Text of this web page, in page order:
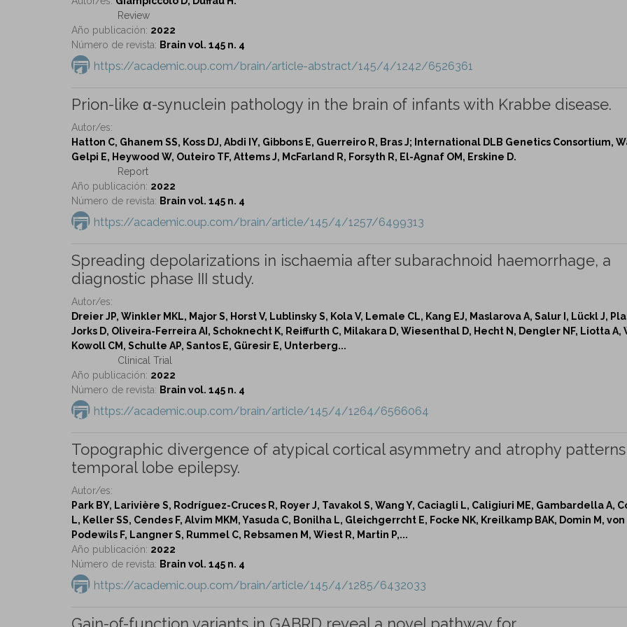
Review
Año publicación: 2022
Número de revista: Brain vol. 145 n. 4
https://academic.oup.com/brain/article-abstract/145/4/1242/6526361
Prion-like α-synuclein pathology in the brain of infants with Krabbe disease.
Autor/es:
Hatton C, Ghanem SS, Koss DJ, Abdi IY, Gibbons E, Guerreiro R, Bras J; International DLB Genetics Consortium,
Gelpi E, Heywood W, Outeiro TF, Attems J, McFarland R, Forsyth R, El-Agnaf OM, Erskine D.
Report
Año publicación: 2022
Número de revista: Brain vol. 145 n. 4
https://academic.oup.com/brain/article/145/4/1257/6499313
Spreading depolarizations in ischaemia after subarachnoid haemorrhage, a
diagnostic phase III study.
Autor/es:
Dreier JP, Winkler MKL, Major S, Horst V, Lublinsky S, Kola V, Lemale CL, Kang EJ, Maslarova A, Salur I, Lückl J,
Jorks D, Oliveira-Ferreira AI, Schoknecht K, Reiffurth C, Milakara D, Wiesenthal D, Hecht N, Dengler NF, Liotta A,
Kowoll CM, Schulte AP, Santos E, Güresir E, Unterberg...
Clinical Trial
Año publicación: 2022
Número de revista: Brain vol. 145 n. 4
https://academic.oup.com/brain/article/145/4/1264/6566064
Topographic divergence of atypical cortical asymmetry and atrophy
temporal lobe epilepsy.
Autor/es:
Park BY, Larivière S, Rodríguez-Cruces R, Royer J, Tavakol S, Wang Y, Caciagli L, Caligiuri ME, Gambardella A,
L, Keller SS, Cendes F, Alvim MKM, Yasuda C, Bonilha L, Gleichgerrcht E, Focke NK, Kreilkamp BAK, Domin M, von
Podewils F, Langner S, Rummel C, Rebsamen M, Wiest R, Martin P,...
Año publicación: 2022
Número de revista: Brain vol. 145 n. 4
https://academic.oup.com/brain/article/145/4/1285/6432033
Gain-of-function variants in GABRD reveal a novel pathway for